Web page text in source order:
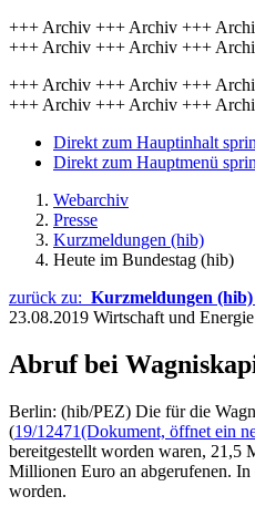
+++ Archiv +++ Archiv +++
+++ Archiv +++ Archiv +++
+++ Archiv +++ Archiv +++
+++ Archiv +++ Archiv +++
Direkt zum Hauptinhalt
Direkt zum Hauptmenü
Webarchiv
Presse
Kurzmeldungen (hib)
Heute im Bundestag (hib)
zurück zu: Kurzmeldungen (hib)
23.08.2019 Wirtschaft und
Abruf bei
Berlin: (hib/PEZ) Die für die
(19/12471(Dokument, öffnet ein
bereitgestellt worden waren, 21,5
Millionen Euro an abgerufenen.
worden.